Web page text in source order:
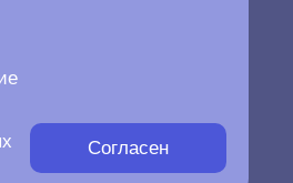
Согласен
2026
Solutions.ru.
right reserved.